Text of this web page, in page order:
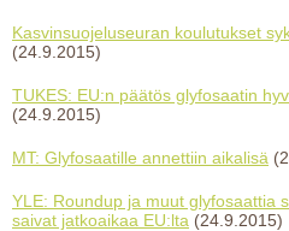
Kasvinsuojeluseuran koulutukset
(24.9.2015)
TUKES: EU:n päätös glyfosaatin
(24.9.2015)
MT: Glyfosaatille annettiin aikalisä
YLE: Roundup ja muut glyfosaattia
saivat jatkoaikaa EU:lta (24.9.2015)